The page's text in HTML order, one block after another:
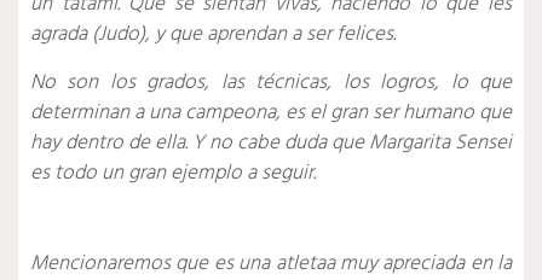
agrada (Judo), y que aprendan a ser felices.
No son los grados, las técnicas, los logros, lo que
determinan a una campeona, es el gran ser humano que
hay dentro de ella. Y no cabe duda que Margarita Sensei
es todo un gran ejemplo a seguir.
Mencionaremos que es una atletaa muy apreciada en la